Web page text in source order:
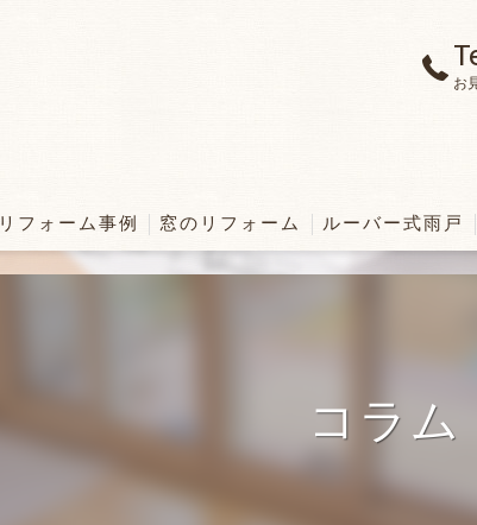
お
リフォーム事例
その他窓リフォーム事例
窓のリフォーム ルーバー式雨戸
コラム